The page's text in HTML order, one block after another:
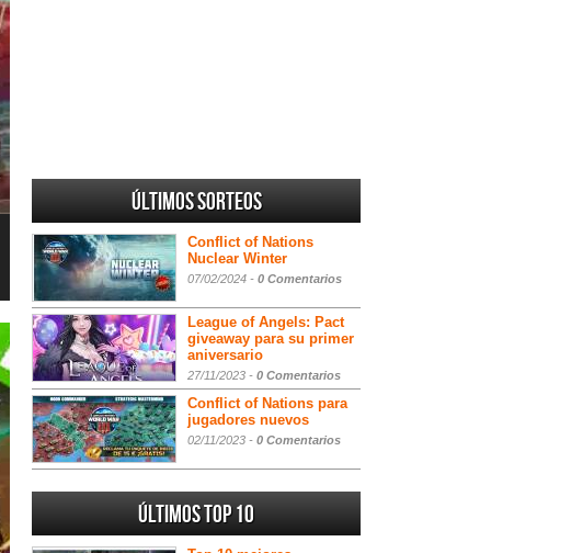
Últimos sorteos
Conflict of Nations
Nuclear Winter
07/02/2024 - 0 Comentarios
League of Angels: Pact
giveaway para su primer
aniversario
27/11/2023 - 0 Comentarios
Conflict of Nations para
jugadores nuevos
02/11/2023 - 0 Comentarios
Últimos Top 10